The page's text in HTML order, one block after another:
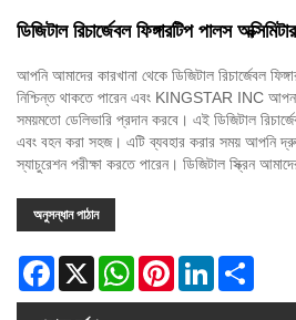
ডিজিটাল রিচার্জেবল ফিঙ্গারটিপ পালস অক্সিমিটার
আপনি আমাদের কারখানা থেকে ডিজিটাল রিচার্জেবল
নিশ্চিন্ত থাকতে পারেন এবং KINGSTAR INC
সময়মতো ডেলিভারি প্রদান করবে। এই ডিজিটাল
এবং বহন করা সহজ। এটি ব্যবহার করার সময় আপনি
স্যাচুরেশন পরীক্ষা করতে পারেন। ডিজিটাল স্ক্রিন
অনুসন্ধান পাঠান
Facebook
X WhatsAppPinterestLinkedIn